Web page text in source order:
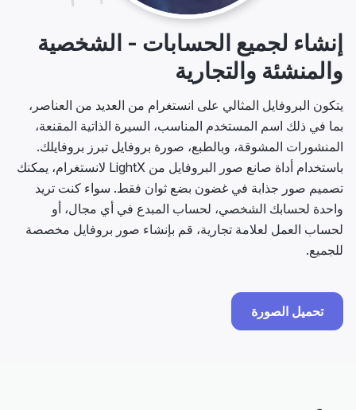
إنشاء لجميع الحسابات - الشخصية
والمنشئة والتجارية
يتكون البروفايل المثالي على انستغرام من العديد من العناصر،
بما في ذلك اسم المستخدم المناسب، السيرة الذاتية المقنعة،
المنشورات المشوقة، وبالطبع، صورة بروفايل تبرز بروفايلك.
باستخدام أداة صانع صور البروفايل من LightX لانستغرام، يمكنك
تصميم صور جذابة في غضون بضع ثوان فقط. سواء كنت تريد
واحدة لحسابك الشخصي، لحساب المبدع في أي مجال، أو
لحساب العمل لعلامة تجارية، قم بإنشاء صور بروفايل مخصصة
للجميع.
تحميل الصورة